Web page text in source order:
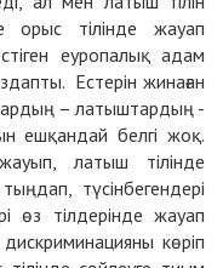
орыс тілінде жауап
еуропалық адам
Естерін жинаған
– латыштардың -
ешқандай белгі жоқ.
латыш тілінде
түсінбегендері
өз тілдерінде жауап
көріп